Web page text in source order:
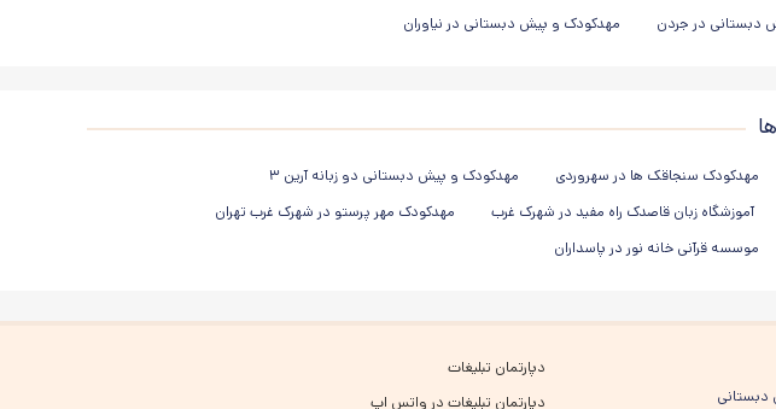
دبستانی در جردن مهدکودک و پیش دبستانی در نیاوران
مهدکودک سنجاقک ها در سهروردی
مهدکودک و پیش دبستانی دو زبانه آرین ۳
آموزشگاه زبان قاصدک راه مفید در شهرک غرب
مهدکودک مهر پرستو در شهرک غرب تهران
موسسه قرآنی خانه نور در پاسداران
دپارتمان تبلیغات
دپارتمان تبلیغات در واتس اپ